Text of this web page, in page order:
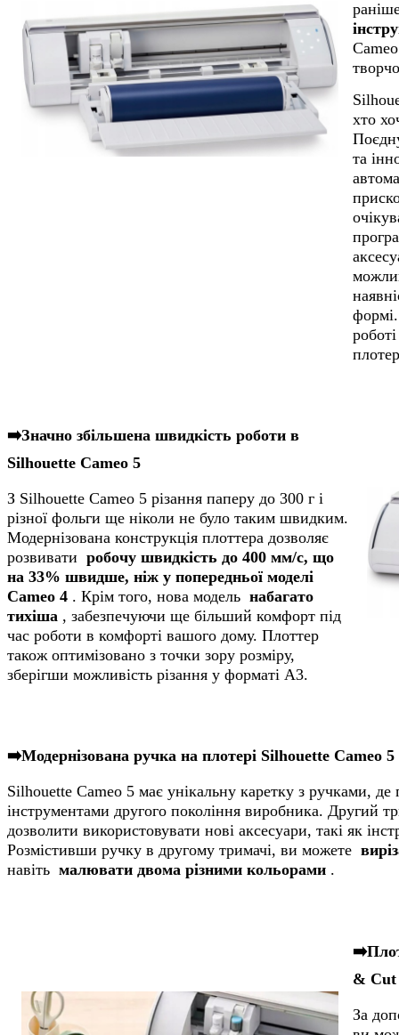
хто
та
➡️Значно збільшена швидкість роботи в
Silhouette Cameo 5
З Silhouette Cameo 5 різання паперу до 300 г і
різної фольги ще ніколи не було таким швидким.
Модернізована конструкція плоттера дозволяє
розвивати робочу швидкість до 400 мм/с, що
на 33% швидше, ніж у попередньої моделі
Cameo 4 . Крім того, нова модель набагато
тихіша , забезпечуючи ще більший комфорт під
час роботи в комфорті вашого дому. Плоттер
також оптимізовано з точки зору розміру,
зберігши можливість різання у форматі A3.
➡️Модернізована ручка на плотері Silhouette Cameo 5
Silhouette Cameo 5 має унікальну каретку з ручками,
інструментами другого покоління виробника. Другий
дозволити використовувати нові аксесуари, такі як
Розмістивши ручку в другому тримачі, ви можете
навіть малювати двома різними кольорами .
& Cut
За